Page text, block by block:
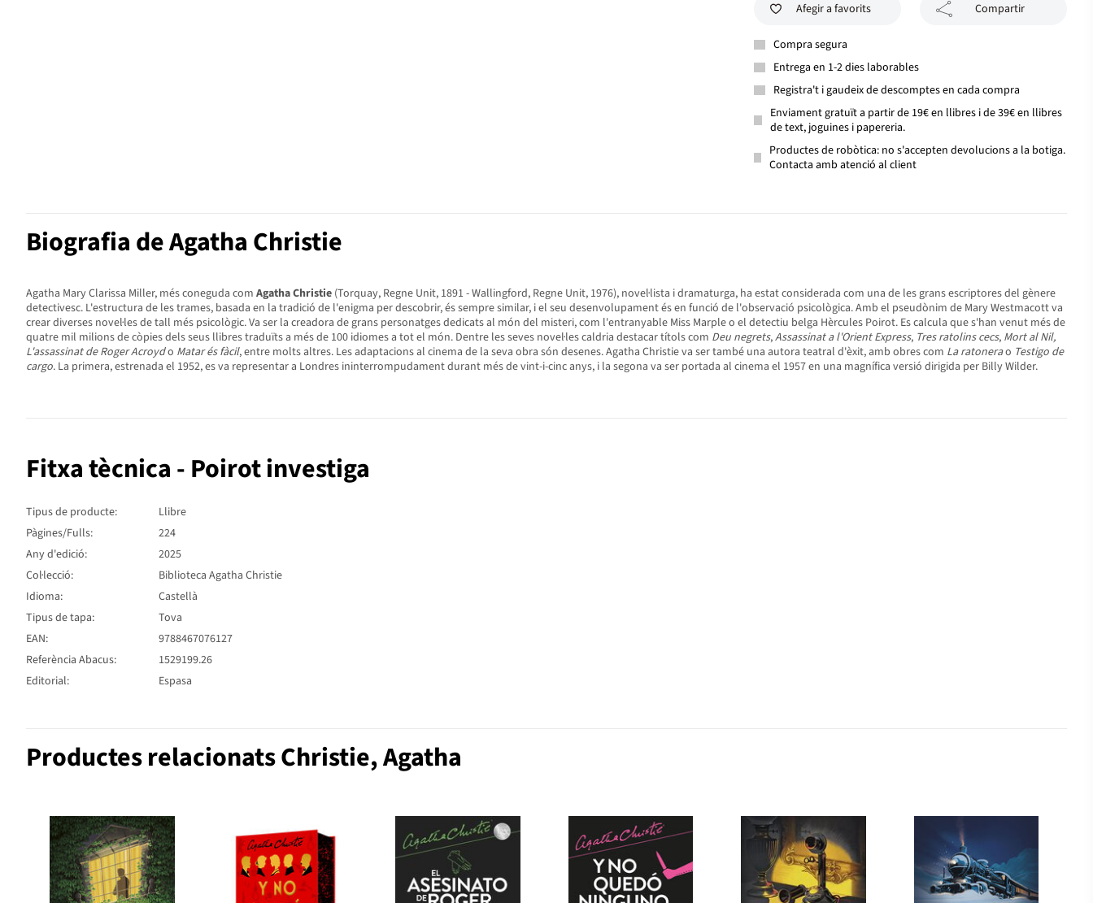
Afegir a favorits Compartir
Compra segura
Entrega en 1-2 dies laborables
Registra't i gaudeix de descomptes en cada compra
Enviament gratuït a partir de 19€ en llibres i de 39€ en llibres
de text, joguines i papereria.
Productes de robòtica: no s'accepten devolucions a la botiga.
Contacta amb atenció al client
Biografia de Agatha Christie
Agatha Mary Clarissa Miller, més coneguda com Agatha Christie (Torquay, Regne Unit, 1891 - Wallingford, Regne Unit, 1976), novel·lista i dramaturga, ha estat considerada com una de les grans escriptores del gènere
detectivesc. L'estructura de les trames, basada en la tradició de l'enigma per descobrir, és sempre similar, i el seu desenvolupament és en funció de l'observació psicològica. Amb el pseudònim de Mary Westmacott va
crear diverses novel·les de tall més psicològic. Va ser la creadora de grans personatges dedicats al món del misteri, com l'entranyable Miss Marple o el detectiu belga Hèrcules Poirot. Es calcula que s'han venut més de
quatre mil milions de còpies dels seus llibres traduïts a més de 100 idiomes a tot el món. Dentre les seves novel·les caldria destacar títols com Deu negrets,Assassinat a l'Orient Express, Tres ratolins cecs, Mort al Nil,
L'assassinat de Roger Acroydo Matar és fàcil, entre molts altres. Les adaptacions al cinema de la seva obra són desenes. Agatha Christie va ser també una autora teatral d'èxit, amb obres com La ratonerao Testigo de
cargo. La primera, estrenada el 1952, es va representar a Londres ininterrompudament durant més de vint-i-cinc anys, i la segona va ser portada al cinema el 1957 en una magnífica versió dirigida per Billy Wilder.
Fitxa tècnica - Poirot investiga
Tipus de producte:
Llibre
Pàgines/Fulls:
224
Any d'edició:
2025
Col·lecció:
Biblioteca Agatha Christie
Idioma:
Castellà
Tipus de tapa:
Tova
EAN:
9788467076127
Referència Abacus:
1529199.26
Editorial:
Espasa
Productes relacionats Christie, Agatha